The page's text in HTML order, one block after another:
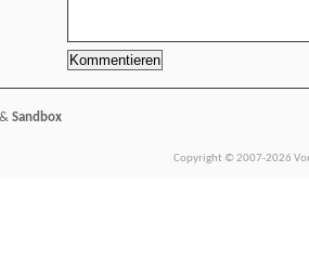
& Sandbox
Copyright © 2007-2026